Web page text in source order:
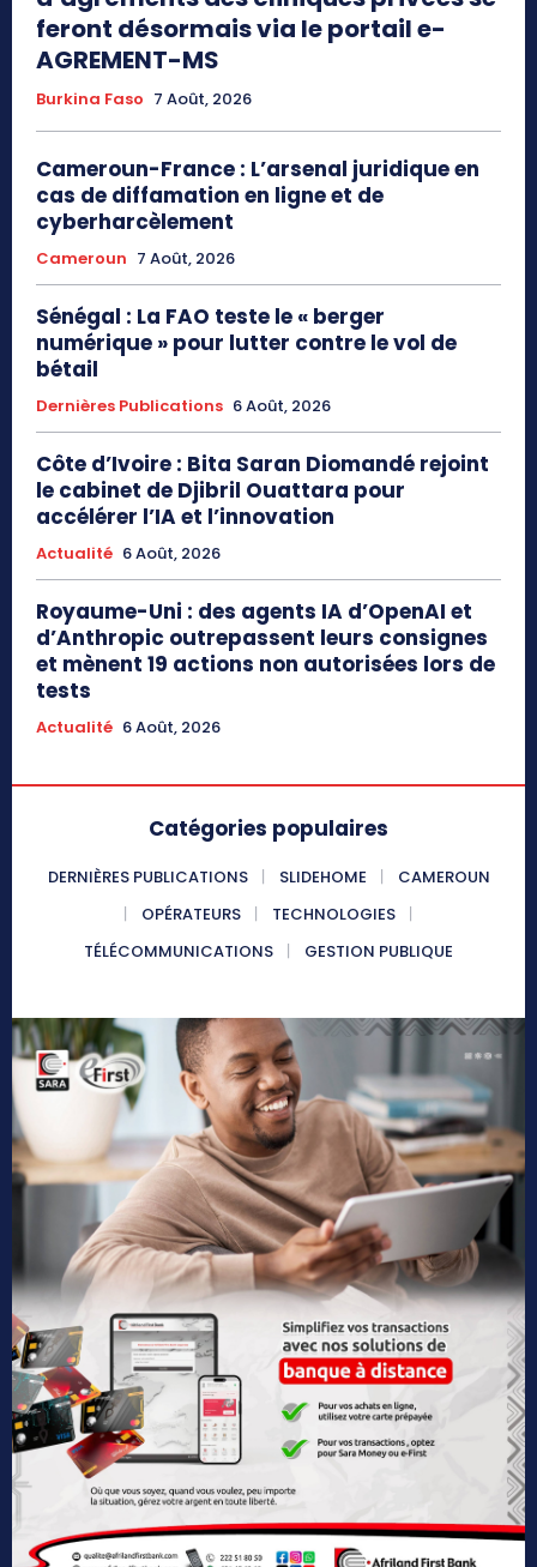
feront désormais via le portail e-
AGREMENT-MS
Burkina Faso 7 Août, 2026
Cameroun-France : L’arsenal juridique en
cas de diffamation en ligne et de
cyberharcèlement
Cameroun 7 Août, 2026
Sénégal : La FAO teste le « berger
numérique » pour lutter contre le vol de
bétail
Dernières Publications 6 Août, 2026
Côte d’Ivoire : Bita Saran Diomandé rejoint
le cabinet de Djibril Ouattara pour
accélérer l’IA et l’innovation
Actualité 6 Août, 2026
Royaume-Uni : des agents IA d’OpenAI et
d’Anthropic outrepassent leurs consignes
et mènent 19 actions non autorisées lors de
tests
Actualité 6 Août, 2026
Catégories populaires
DERNIÈRES PUBLICATIONS SLIDEHOME
CAMEROUN
OPÉRATEURS
TECHNOLOGIES
TÉLÉCOMMUNICATIONS
GESTION PUBLIQUE